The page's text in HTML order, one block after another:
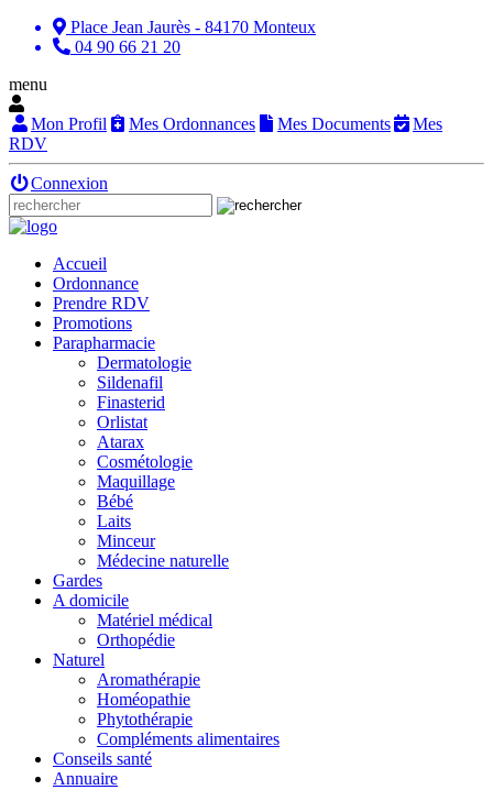
Place Jean Jaurès - 84170 Monteux
04 90 66 21 20
menu
Mon Profil Mes Ordonnances Mes Documents
Mes
RDV
Connexion
Accueil
Ordonnance
Prendre RDV
Promotions
Parapharmacie
Dermatologie
Sildenafil
Finasterid
Orlistat
Atarax
Cosmétologie
Maquillage
Bébé
Laits
Minceur
Médecine naturelle
Gardes
A domicile
Matériel médical
Orthopédie
Naturel
Aromathérapie
Homéopathie
Phytothérapie
Compléments alimentaires
Conseils santé
Annuaire